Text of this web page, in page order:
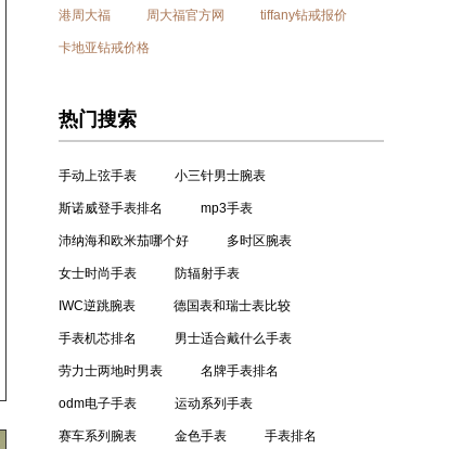
港周大福 周大福官方网 tiffany钻戒报价
卡地亚钻戒价格
热门搜索
手动上弦手表 小三针男士腕表
斯诺威登手表排名 mp3手表
沛纳海和欧米茄哪个好 多时区腕表
女士时尚手表 防辐射手表
IWC逆跳腕表 德国表和瑞士表比较
手表机芯排名 男士适合戴什么手表
劳力士两地时男表 名牌手表排名
odm电子手表 运动系列手表
赛车系列腕表 金色手表 手表排名